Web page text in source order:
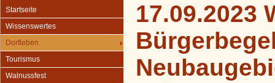
Startseite
Wissenswertes
Dorfleben
Tourismus
Walnussfest
17.09.2023